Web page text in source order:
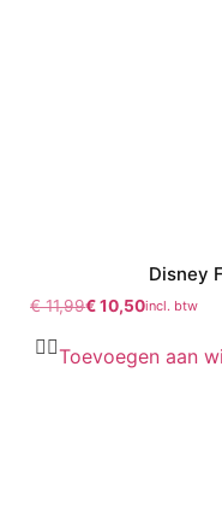
Disney
€11,99€10,50incl. btw
Toevoegen aan